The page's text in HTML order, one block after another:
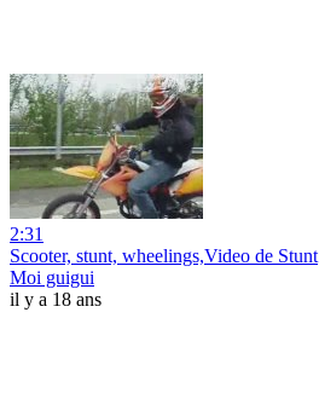
2:31
Scooter, stunt, wheelings,Video de Stunt
Moi guigui
il y a 18 ans